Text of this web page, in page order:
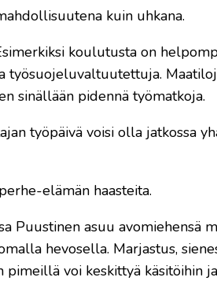
kuin uhkana.
koulutusta on
työsuojeluvaltuutettuja.
sinällään pidennä työmatkoja.
työpäivä voisi olla jatkossa
elämän haasteita.
Puustinen asuu avomiehensä
hevosella. Marjastus,
pimeillä voi keskittyä käsitöihin ja